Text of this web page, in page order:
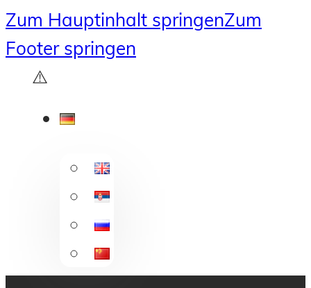
Zum Hauptinhalt springenZum
Footer springen